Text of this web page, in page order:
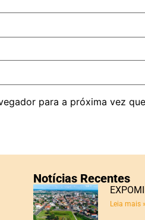
para a próxima vez
Notícias Recentes
Leia mais »